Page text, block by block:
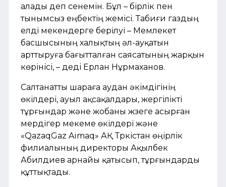
алады деп сенемін. Бұл – бірлік пен
тынымсыз еңбектің жемісі. Табиғи газдың
елді мекендерге берілуі – Мемлекет
басшысының халықтың әл-ауқатын
арттыруға бағытталған саясатының жарқын
көрінісі, – деді Ерлан Нұрмаханов.
Салтанатты шараға аудан әкімдігінің
өкілдері, ауыл ақсақалдары, жергілікті
тұрғындар және жобаны жүзеге асырған
мердігер мекеме өкілдері және
«QazaqGaz Aimaq» АҚ Түркістан өңірлік
филиалының директоры Ақылбек
Абилдиев арнайы қатысып, тұрғындарды
құттықтады.